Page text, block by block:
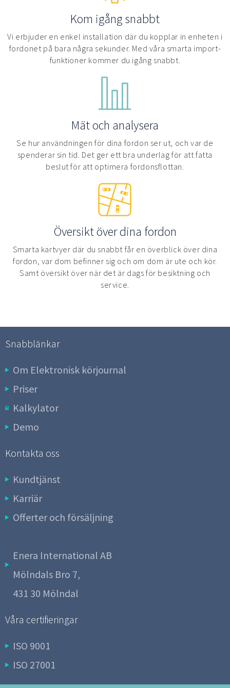
Kom igång snabbt
Vi erbjuder en enkel installation där du kopplar in enheten i
fordonet på bara några sekunder. Med våra smarta import-
funktioner kommer du igång snabbt.
Mät och analysera
Se hur användningen för dina fordon ser ut, och var de
spenderar sin tid. Det ger ett bra underlag för att fatta
beslut för att optimera fordonsflottan.
Översikt över dina fordon
Smarta kartvyer där du snabbt får en överblick över dina
fordon, var dom befinner sig och om dom är ute och kör.
Samt översikt över när det är dags för besiktning och
service.
Snabblänkar
Om Elektronisk körjournal
Priser
Kalkylator
Demo
Kontakta oss
Kundtjänst
Karriär
Offerter och försäljning
Enera International AB
Mölndals Bro 7,
431 30 Mölndal
Våra certifieringar
ISO 9001
ISO 27001